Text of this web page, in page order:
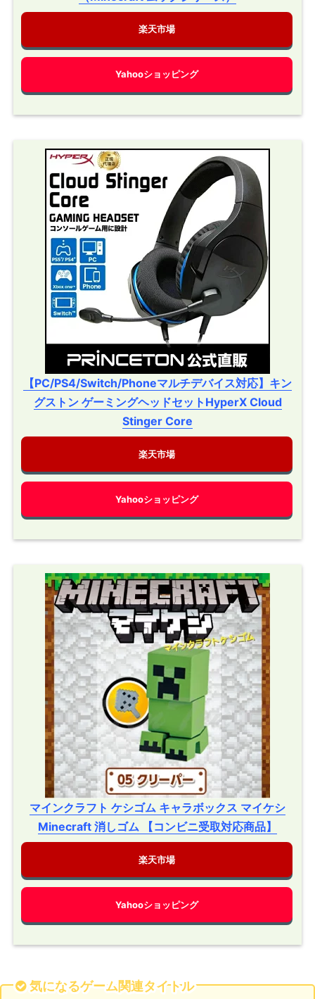
楽天市場
Yahooショッピング
【PC/PS4/Switch/Phoneマルチデバイス対応】キン
グストン ゲーミングヘッドセットHyperX Cloud
Stinger Core
楽天市場
Yahooショッピング
マインクラフト ケシゴム キャラボックス マイケシ
Minecraft 消しゴム 【コンビニ受取対応商品】
楽天市場
Yahooショッピング
気になるゲーム関連タイトル